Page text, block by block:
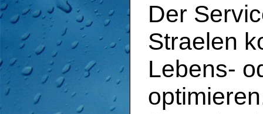
Der
Straelen
Lebens-